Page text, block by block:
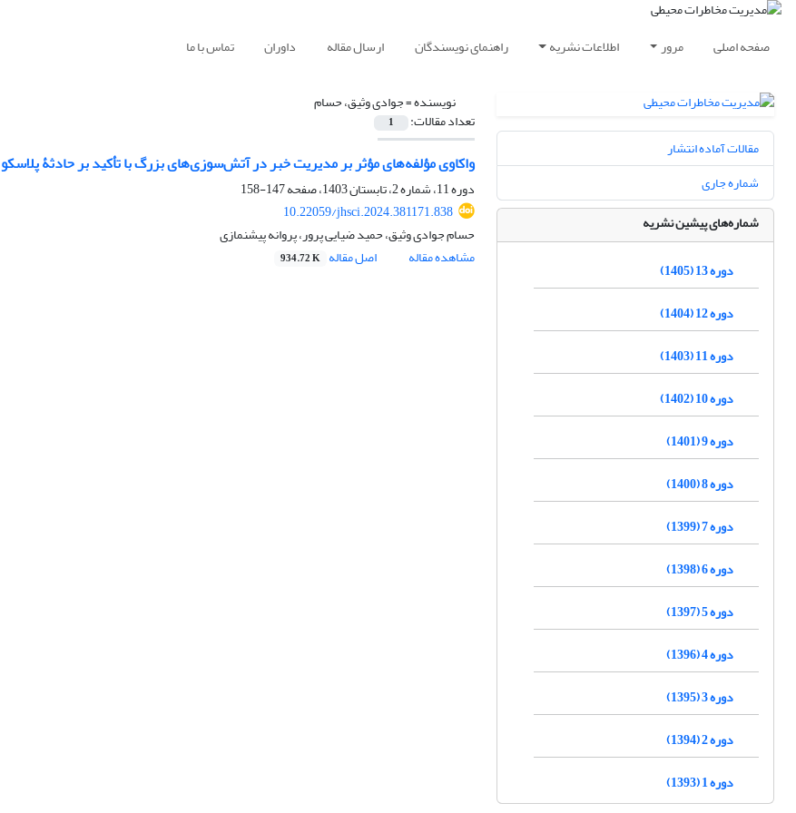
صفحه اصلی مرور اطلاعات نشریه راهنمای نویسندگان ارسال مقاله داوران تماس با ما
نویسنده =جوادی وثیق، حسام
تعداد مقالات: 1
واکاوی مؤلفه‌های مؤثر بر مدیریت خبر در آتش‌سوزی‌های بزرگ با تأکید بر حادثۀ پلاسکو
دوره 11، شماره 2، تابستان 1403، صفحه
147-158
10.22059/jhsci.2024.381171.838
حسام جوادی وثیق، حمید ضیایی پرور، پروانه پیشنمازی
مشاهده مقاله
اصل مقاله 934.72 K
مقالات آماده انتشار
شماره جاری
شماره‌های پیشین نشریه
دوره 13 (1405)
دوره 12 (1404)
دوره 11 (1403)
دوره 10 (1402)
دوره 9 (1401)
دوره 8 (1400)
دوره 7 (1399)
دوره 6 (1398)
دوره 5 (1397)
دوره 4 (1396)
دوره 3 (1395)
دوره 2 (1394)
دوره 1 (1393)